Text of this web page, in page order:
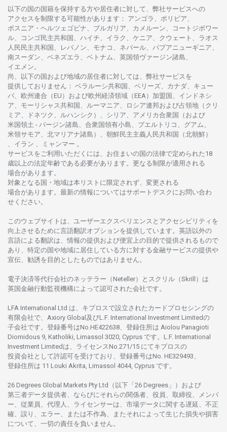
以下の国の国籍を保持する方や居住者に対して、 弊社サービスへの
アクセスを制限する可能性があります ： アンゴラ、ボリビア、
ボスニア ・ ヘルツェゴビナ、ブルガリア、カメルーン、コートジボワー
ル、
コンゴ民主共和国、ハイチ、イラク、ケニア、クウェート、 ラオス
人民民主共和国、レバノン、モナコ、ネパール、パプアニューギニア、
南スーダン、ベネズエラ、ベトナム、 英国領ヴァージン諸島、
イエメン。
尚、 以下の国および地域の居住者に対しては、 弊社サービスを
提供しておりません ： ベラルーシ共和国、ベリーズ、カナダ、キュー
バ、 欧州連合 （EU） および欧州経済領域 （EEA）加盟国、インドネシ
ア、 モーリシャス共和国、ルーマニア、 ロシア連邦および占領地 （クリ
ミア、ドネツク、ルハンシク）、シリア、 アメリカ合衆国 （および
米国領土 - バージン諸島、合衆国領有小島、プエルトリコ、グアム、
米領サモア、 北マリアナ諸島）、 朝鮮民主主義人民共和国 （北朝鮮）
、イラン 、ミャンマー 。
サービスを ご利用いただくには、お住まいの国の法律で定められた 18
歳以上の法定年齢である必要があります。 更なる制限が適用さ れる
場合があります。
対象となる国 ・ 地域は本 リストに限定さ れず、 変更さ れる
場合があります。 最新の情報についてはサポートデスクに お問い合わ
せくださ い。
このウェブサイトは、 ユーザーエクスペリエンスと アクセシビリティを
向上さ せるために言語翻訳オプションを提供しています。 英語以外の
言語に よる翻訳は、 情報の提供および便宜上の目的で提供さ れるもので
あり、 特定の国や地域に 居住している方に対する金融サービスの提供や
宣伝、 勧誘を 目的としたものではありません。
電子決済等代行会社のネッテラー （Neteller）と スクリル （Skrill）は
英国金融行動監視機構に よって認可さ れた会社です。
LFA International Ltd は、 キプロスで設立さ れた カードプロセシングの
有限会社で、Axiory Global及びL.F. International Investment Limitedの
子会社です。 登録番号はNo.HE422638、 登録住所は Aiolou Panagioti
Diomidous 9, Katholiki, Limassol 3020, Cyprus です。L.F. International
Investment Limitedは、 ライセンスNo.271/15 にてキプロスの
投資会社として許認可を受けており、 登録番号はNo. HE329493、
登録住所は 11 Louki Akrita, Limassol 4044, Cyprus です。
26 Degrees Global Markets Pty Ltd（以下「26 Degrees」） および
第三者データ提供者、ならびにそれらの関係者、役員、取締役、メンバ
ー、従業員、代理人、ライセンサーは、 市場データに関する遅延、不正
確、誤り、エラー、
または不作為、 またそれに よって生じた損失や損害
について、 一切の責任を負いません。